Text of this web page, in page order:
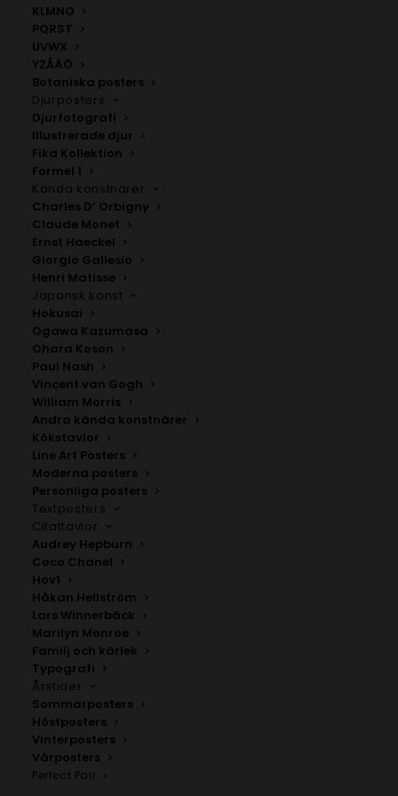
KLMNO
PQRST
UVWX
YZÅÄÖ
Botaniska posters
Djurposters
Djurfotografi
Illustrerade djur
Fika Kollektion
Formel 1
Kända konstnärer
Charles D’ Orbigny
Claude Monet
Ernst Haeckel
Giorgio Gallesio
Henri Matisse
Japansk konst
Hokusai
Ogawa Kazumasa
Ohara Koson
Paul Nash
Vincent van Gogh
William Morris
Andra kända konstnärer
Kökstavlor
Line Art Posters
Moderna posters
Personliga posters
Textposters
Citattavlor
Audrey Hepburn
Coco Chanel
Hov1
Håkan Hellström
Lars Winnerbäck
Marilyn Monroe
Familj och kärlek
Typografi
Årstider
Sommarposters
Höstposters
Vinterposters
Vårposters
Perfect Pair
Bokstavsposters
Poster med bokstaven R – Serif
Fr.99.00kr
Poster med bokstaven Å i
leopardmönster
Fr.99.00